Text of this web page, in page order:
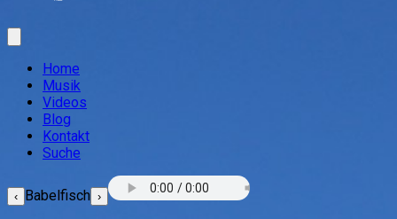
Home
Musik
Videos
Blog
Kontakt
Suche
‹ Babelfisch ›